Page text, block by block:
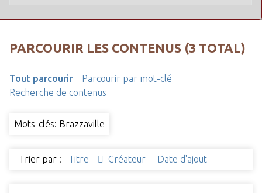
PARCOURIR LES CONTENUS (3 TOTAL)
Tout parcourir
Parcourir par mot-clé
Recherche de contenus
Mots-clés: Brazzaville
Trier par : Titre Créateur Date d'ajout